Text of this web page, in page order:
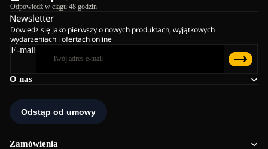
O nas
Zamówienia
Odpowiedź w ciągu 48 godzin
Newsletter
Dowiedz się jako pierwszy o nowych produktach, wyjątkowych
wydarzeniach i ofertach online
E-mail